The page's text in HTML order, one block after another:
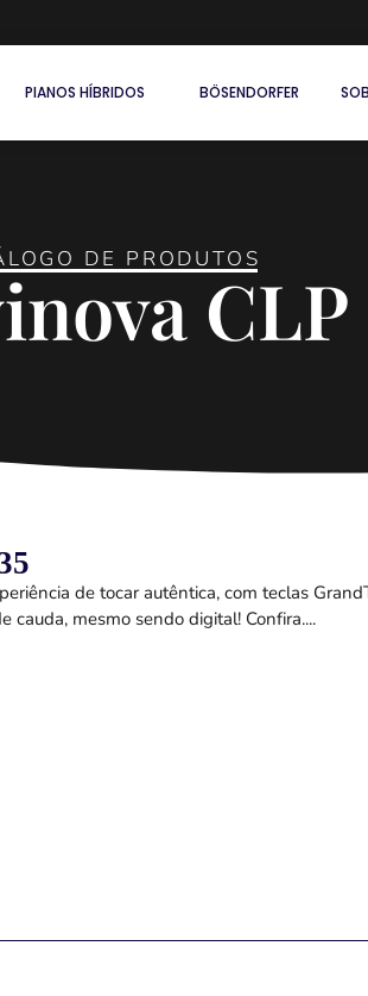
PIANOS HÍBRIDOS BÖSENDORFER
DE PRODUTOS
CLP
de tocar autêntica, com teclas
cauda, mesmo sendo digital! Confira....